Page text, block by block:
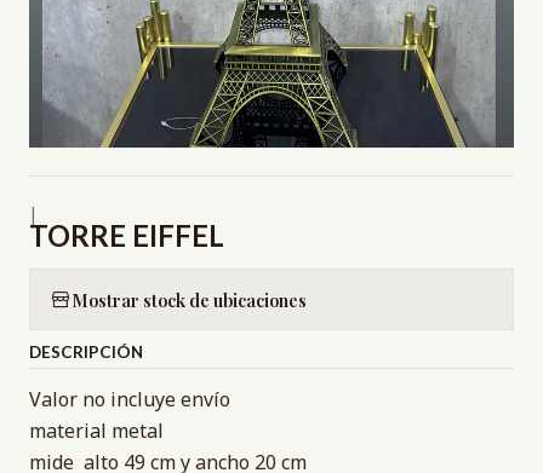
|
TORRE EIFFEL
Mostrar stock de ubicaciones
DESCRIPCIÓN
Valor no incluye envío
material metal
mide alto 49 cm y ancho 20 cm